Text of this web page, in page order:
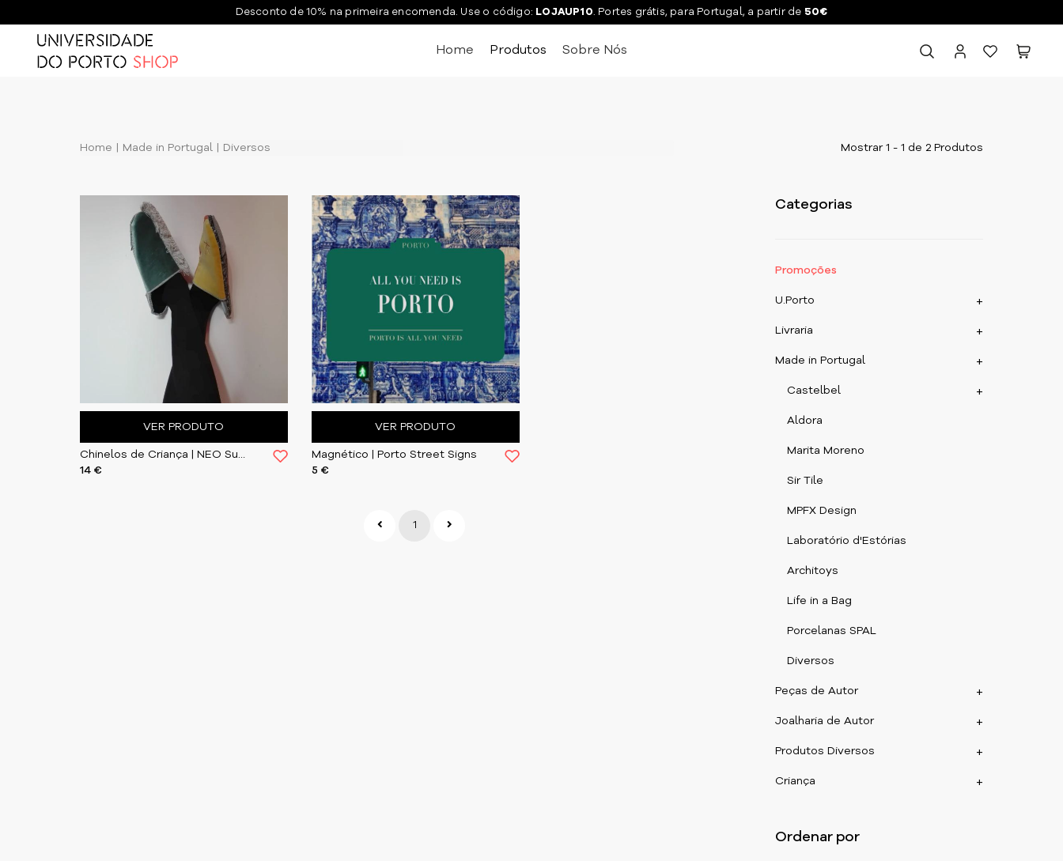
Desconto de 10% na primeira encomenda. Use o código: LOJAUP10 . Portes grátis, para Portugal, a partir de 50€
Home Produtos Sobre Nós
Home Made in Portugal Diversos Mostrar 1 - 1 de 2 Produtos
VER PRODUTO
Chinelos de Criança | NEO Sustainable & Social Des
14 €
VER PRODUTO
Magnético | Porto Street Signs
5 €
1
Categorias
Promoções
+
U.Porto
+
Livraria
+
Made in Portugal
+
Castelbel
Aldora
Marita Moreno
Sir Tile
MPFX Design
Laboratório d'Estórias
Architoys
Life in a Bag
Porcelanas SPAL
Diversos
+
Peças de Autor
+
Joalharia de Autor
+
Produtos Diversos
+
Criança
Ordenar por